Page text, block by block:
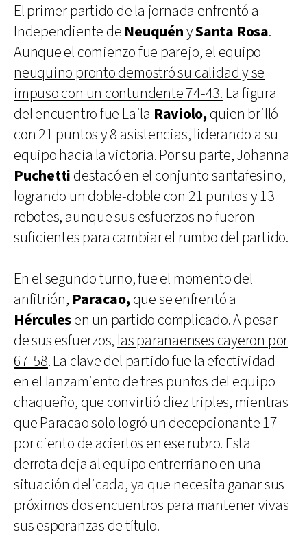
El primer partido de la jornada enfrentó a
Independiente de NeuquénySanta Rosa.
Aunque el comienzo fue parejo, el equipo
neuquino pronto demostró su calidad y se
impuso con un contundente 74-43. La figura
del encuentro fue Laila Raviolo,quien brilló
con 21 puntos y 8 asistencias, liderando a su
equipo hacia la victoria. Por su parte, Johanna
Puchetti destacó en el conjunto santafesino,
logrando un doble-doble con 21 puntos y 13
rebotes, aunque sus esfuerzos no fueron
suficientes para cambiar el rumbo del partido.
En el segundo turno, fue el momento del
anfitrión, Paracao,que se enfrentó a
Hérculesen un partido complicado. A pesar
de sus esfuerzos, las paranaenses cayeron por
67-58. La clave del partido fue la efectividad
en el lanzamiento de tres puntos del equipo
chaqueño, que convirtió diez triples, mientras
que Paracao solo logró un decepcionante 17
por ciento de aciertos en ese rubro. Esta
derrota deja al equipo entrerriano en una
situación delicada, ya que necesita ganar sus
próximos dos encuentros para mantener vivas
sus esperanzas de título.